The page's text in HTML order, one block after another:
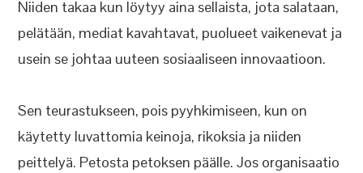
Niiden takaa kun löytyy aina sellaista, jota salataan,
pelätään, mediat kavahtavat, puolueet vaikenevat ja
usein se johtaa uuteen sosiaaliseen innovaatioon.
Sen teurastukseen, pois pyyhkimiseen, kun on
käytetty luvattomia keinoja, rikoksia ja niiden
peittelyä. Petosta petoksen päälle. Jos organisaatio